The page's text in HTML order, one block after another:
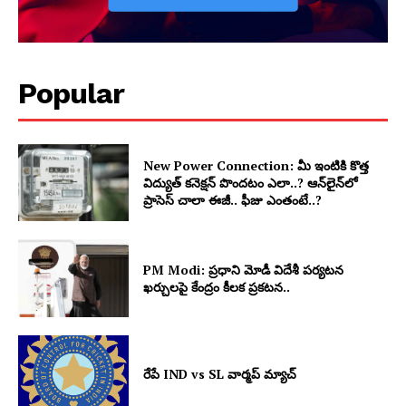
Popular
New Power Connection: మీ ఇంటికి కొత్త
విద్యుత్ కనెక్షన్ పొందటం ఎలా..? ఆన్‌లైన్‌లో
ప్రాసెస్ చాలా ఈజీ.. ఫీజు ఎంతంటే..?
PM Modi: ప్రధాని మోడీ విదేశీ పర్యటన
ఖర్చులపై కేంద్రం కీలక ప్రకటన..
రేపే IND vs SL వార్మప్ మ్యాచ్